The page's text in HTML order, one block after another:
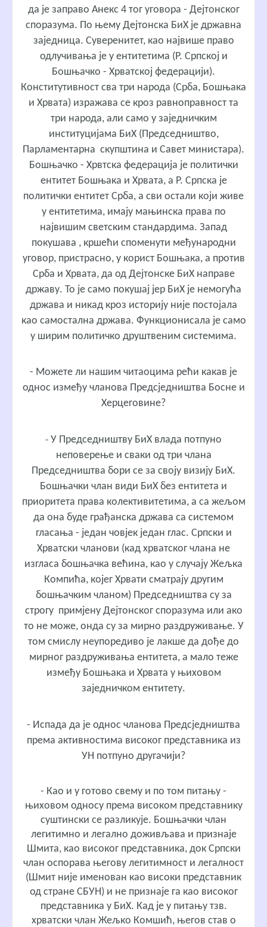
да је заправо Анекс 4 тог уговора - Дејтонског
споразума. По њему Дејтонска БиХ је државна
заједница. Суверенитет, као највише право
одлучивања је у ентитетима (Р. Српској и
Бошњачко - Хрватској федерацији).
Конститутивност сва три народа (Срба, Бошњака
и Хрвата) изражава се кроз равноправност та
три народа, али само у заједничким
институцијама БиХ (Председништво,
Парламентарна скупштина и Савет министара).
Бошњачко - Хрвтска федерација је политички
ентитет Бошњака и Хрвата, а Р. Српска је
политички ентитет Срба, а сви остали који живе
у ентитетима, имају мањинска права по
највишим светским стандардима. Запад
покушава , кршећи споменути међународни
уговор, пристрасно, у корист Бошњака, а против
Срба и Хрвата, да од Дејтонске БиХ направе
државу. То је само покушај јер БиХ је немогућа
држава и никад кроз историју није постојала
као самостална држава. Функционисала је само
у ширим политичко друштвеним системима.
- Можете ли нашим читаоцима рећи какав је
однос између чланова Предсједништва Босне и
Херцеговине?
- У Председништву БиХ влада потпуно
неповерење и сваки од три члана
Председништва бори се за своју визију БиХ.
Бошњачки члан види БиХ без ентитета и
приоритета права колективитетима, а са жељом
да она буде грађанска држава са системом
гласања - један човјек један глас. Српски и
Хрватски чланови (кад хрватског члана не
изгласа бошњачка већина, као у случају Жељка
Компића, којег Хрвати сматрају другим
бошњачким чланом) Председништва су за
строгу примјену Дејтонског споразума или ако
то не може, онда су за мирно раздруживање. У
том смислу неупоредиво је лакше да дође до
мирног раздруживања ентитета, а мало теже
између Бошњака и Хрвата у њиховом
заједничком ентитету.
- Испада да је однос чланова Предсједништва
према активностима високог представника из
УН потпуно другачији?
- Као и у готово свему и по том питању -
њиховом односу према високом представнику
суштински се разликује. Бошњачки члан
легитимно и легално доживљава и признаје
Шмита, као високог представника, док Српски
члан оспорава његову легитимност и легалност
(Шмит није именован као високи представник
од стране СБУН) и не признаје га као високог
представника у БиХ. Кад је у питању тзв.
хрватски члан Жељко Комшић, његов став о